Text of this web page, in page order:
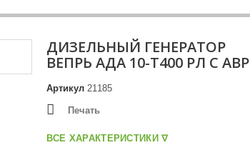
ДИЗЕЛЬНЫЙ ГЕНЕРАТОР
ВЕПРЬ АДА 10-Т400 РЛ С АВР
Артикул 21185
Печать
ВСЕ ХАРАКТЕРИСТИКИ ᐁ